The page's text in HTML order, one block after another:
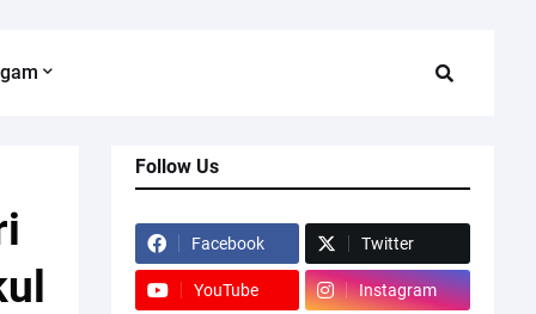
Follow Us
Facebook Twitter
YouTube Instagram